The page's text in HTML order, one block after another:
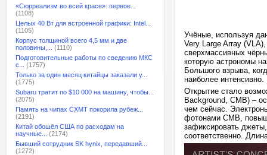
«Сюрреализм во всей красе»: первое...
(1108)
Целых 40 Вт для встроенной графики: Intel...
(1105)
Корпус толщиной всего 4,5 мм и две
половины,...
(1110)
Подготовительные работы по сведению МКС
с...
(1757)
Только за один месяц китайцы заказали у...
(1775)
Subaru тратит по $10 000 на машину, чтобы...
(2075)
Память на чипах CXMT покорила рубеж...
(2191)
Китай обошёл США по расходам на
научные...
(2174)
Бывший сотрудник SK hynix, передавший...
(1272)
Учёные, используя
Very Large Array
сверхмассивных
которую астрономы
Большого взрыва,
наиболее интенсивно.
Открытие стало
Background, CMB) –
чем сейчас.
фотонами CMB,
зафиксировать
соответственно.